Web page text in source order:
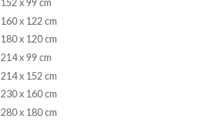
152 x 99 cm
160 x 122 cm
180 x 120 cm
214 x 99 cm
214 x 152 cm
230 x 160 cm
280 x 180 cm